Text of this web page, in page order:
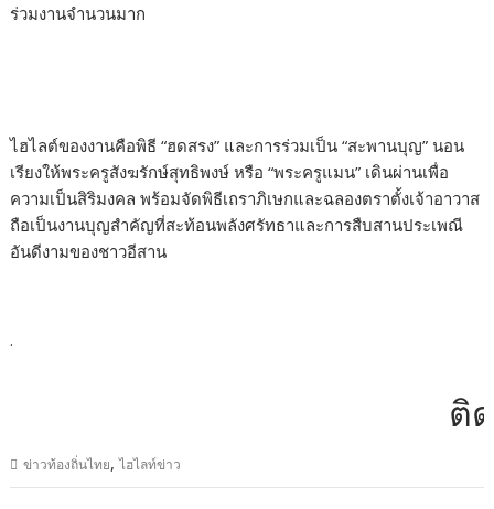
ร่วมงานจำนวนมาก
ไฮไลต์ของงานคือพิธี “ฮดสรง” และการร่วมเป็น “สะพานบุญ” นอน
เรียงให้พระครูสังฆรักษ์สุทธิพงษ์ หรือ “พระครูแมน” เดินผ่านเพื่อ
ความเป็นสิริมงคล พร้อมจัดพิธีเถราภิเษกและฉลองตราตั้งเจ้าอาวาส
ถือเป็นงานบุญสำคัญที่สะท้อนพลังศรัทธาและการสืบสานประเพณี
อันดีงามของชาวอีสาน
.
ติด
ข่าวท้องถิ่นไทย,ไฮไลท์ข่าว